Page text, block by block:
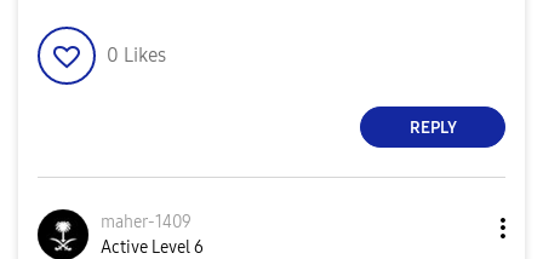
0 Likes
REPLY
maher-1409
Active Level 6